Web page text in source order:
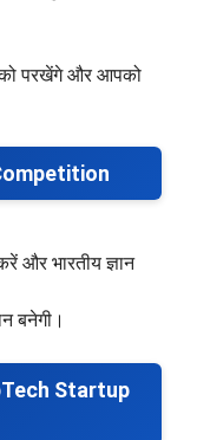
परखेंगे और आपको
और भारतीय ज्ञान
बनेगी।
Startup